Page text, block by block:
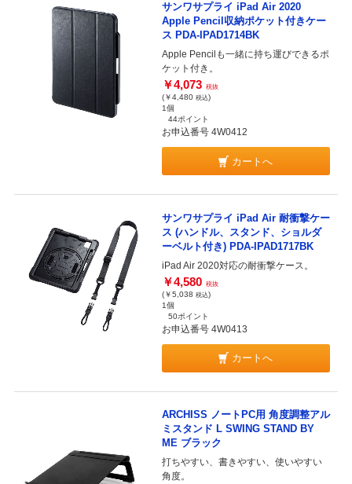
サンワサプライ iPad Air 2020
Apple Pencil収納ポケット付きケー
ス PDA-IPAD1714BK
Apple Pencilも一緒に持ち運びできるポ
ケット付き。
￥4,073 税抜
(￥4,480 税込)
1個
44ポイント
お申込番号 4W0412
カートへ
サンワサプライ iPad Air 耐衝撃ケー
ス (ハンドル、スタンド、ショルダ
ーベルト付き) PDA-IPAD1717BK
iPad Air 2020対応の耐衝撃ケース。
￥4,580 税抜
(￥5,038 税込)
1個
50ポイント
お申込番号 4W0413
カートへ
ARCHISS ノートPC用 角度調整アル
ミスタンド L SWING STAND BY
ME ブラック
打ちやすい、書きやすい、使いやすい
角度。